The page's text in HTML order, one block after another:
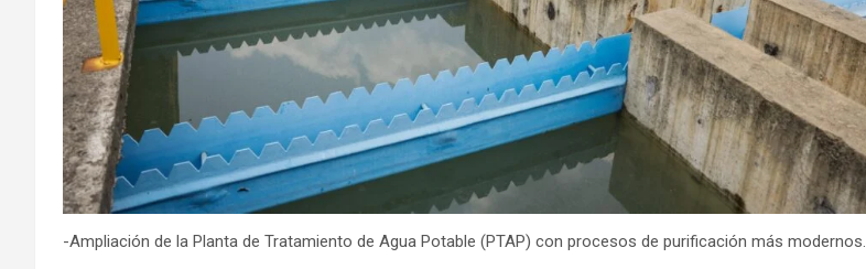
-Ampliación de la Planta de Tratamiento de Agua Potable (PTAP) con procesos de purificación más modernos.